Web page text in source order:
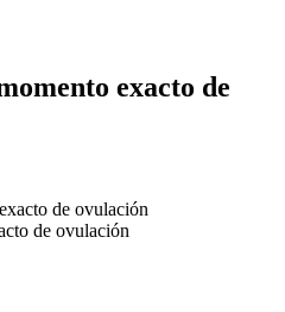
exacto de
de ovulación